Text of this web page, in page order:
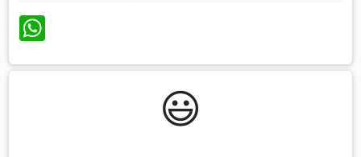
WhatsApp
😃️